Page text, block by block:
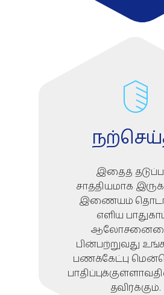
இதைத்
சாத்தியமாக
இணையம்
எளிய
பின்பற்றுவது
பணக்கேட்பு
தவிர்க்கும்.